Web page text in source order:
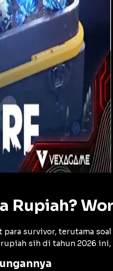
Rupiah?
survivor, terutama
sih di tahun 2026